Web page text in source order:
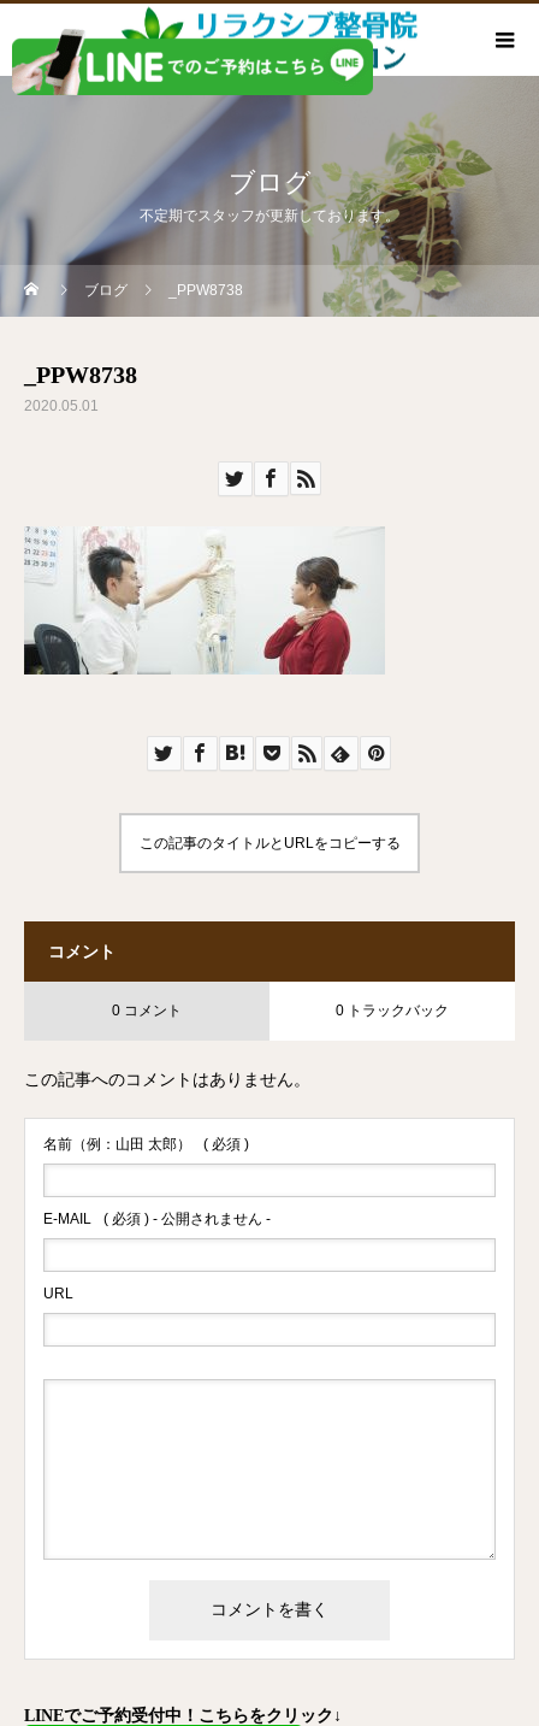
ブログ
不定期でスタッフが更新しております。
ブログ _PPW8738
_PPW8738
2020.05.01
この記事のタイトルとURLをコピーする
コメント
0 コメント 0 トラックバック
この記事へのコメントはありません。
名前（例：山田 太郎） ( 必須 )
E-MAIL ( 必須 ) - 公開されません -
URL
LINEでご予約受付中！こちらをクリック↓